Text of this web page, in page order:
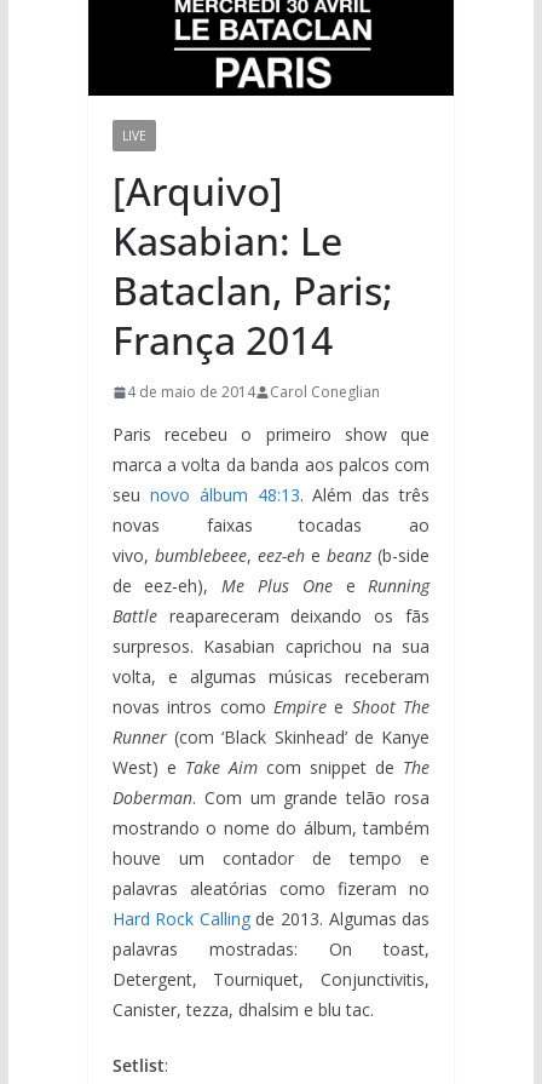
LIVE
[Arquivo]
Kasabian: Le
Bataclan, Paris;
França 2014
4 de maio de 2014 Carol Coneglian
Paris recebeu o primeiro show que
marca a volta da banda aos palcos com
seu novo álbum 48:13. Além das três
novas faixas tocadas ao
vivo, bumblebeee, eez-ehebeanz (b-side
de eez-eh),Me Plus OneeRunning
Battlereapareceram deixando os fãs
surpresos. Kasabian caprichou na sua
volta, e algumas músicas receberam
novas intros como Empire e Shoot The
Runner(com ‘Black Skinhead’ de Kanye
West) e Take Aimcom snippet de The
Doberman. Com um grande telão rosa
mostrando o nome do álbum, também
houve um contador de tempo e
palavras aleatórias como fizeram no
Hard Rock Callingde 2013. Algumas das
palavras mostradas: On toast,
Detergent, Tourniquet, Conjunctivitis,
Canister, tezza, dhalsim e blu tac.
Setlist: